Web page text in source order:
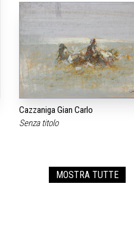
Cazzaniga Gian Carlo
Senza titolo
MOSTRA TUTTE